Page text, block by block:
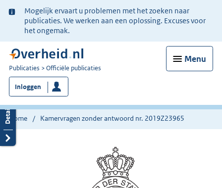
Ter
informatie:
Mogelijk ervaart u problemen met het zoeken naar
publicaties. We werken aan een oplossing. Excuses voor
het ongemak.
Menu
U
bent
nu
hier:
Publicaties Officiële publicaties
Inloggen
Home Kamervragen zonder antwoord nr. 2019Z23965